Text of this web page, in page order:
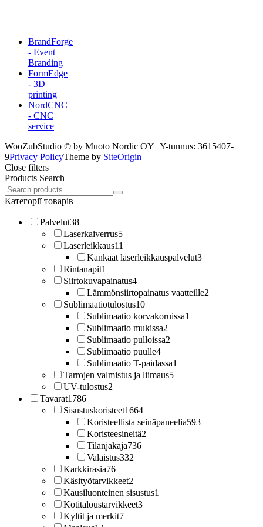
BrandForge
- Event
Branding
FormEdge
- 3D
printing
NordCNC
- CNC
service
WooZubStudio © by Muoto Nordic OY | Y-tunnus: 3615407-
9Privacy PolicyTheme by SiteOrigin
Close filters
Products Search
Search
products:
Категорії товарів
Palvelut38
Laserkaiverrus5
Laserleikkaus11
Kankaat laserleikkauspalvelut3
Rintanapit1
Siirtokuvapainatus4
Lämmönsiirtopainatus vaatteille2
Sublimaatiotulostus10
Sublimaatio korvakoruissa1
Sublimaatio mukissa2
Sublimaatio pulloissa2
Sublimaatio puulle4
Sublimaatio T-paidassa1
Tarrojen valmistus ja liimaus5
UV-tulostus2
Tavarat1786
Sisustuskoristeet1664
Koristeellista seinäpaneelia593
Koristeesineitä2
Tilanjakaja736
Valaistus332
Karkkirasia76
Käsityötarvikkeet2
Kausiluonteinen sisustus1
Kotitaloustarvikkeet3
Kyltit ja merkit7